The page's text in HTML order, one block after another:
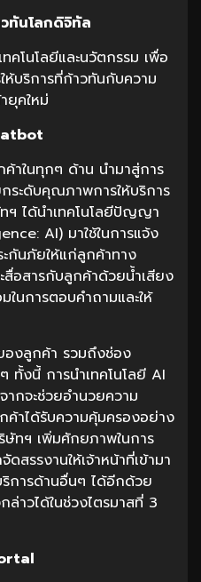
ทันโลกดิจิทัล
โนโลยีและนวัตกรรม เพื่อ
ห้บริการที่ก้าวทันกับความ
ยุคใหม่
ค้าในทุกๆ ด้าน นำมาสู่การ
ะดับคุณภาพการให้บริการ
ฯ ได้นำเทคโนโลยีปัญญา
AI) มาใช้ในการแจ้ง
กันภัยให้แก่ลูกค้าทาง
สื่อสารกับลูกค้าด้วยน้ำเสียง
นการตอบคำถามและให้
องลูกค้า รวมถึงช่อง
ทั้งนี้ การนำเทคโนโลยี AI
ากจะช่วยอำนวยความ
ค้าได้รับความคุ้มครองอย่าง
ษัทฯ เพิ่มศักยภาพในการ
สรรงานให้เจ้าหน้าที่เข้ามา
การด้านอื่นๆ ได้อีกด้วย
ล่าวได้ในช่วงไตรมาสที่ 3